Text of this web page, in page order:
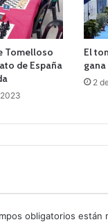
Tomelloso
de España
El
2
obligatorios están